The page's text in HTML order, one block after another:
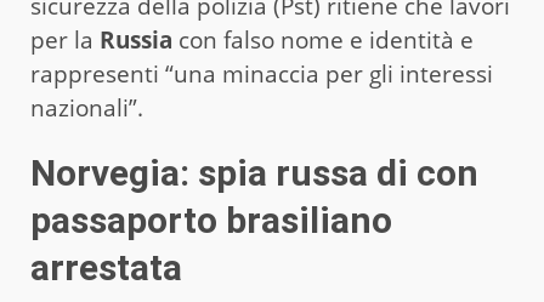
per la Russia con falso nome e identità e
rappresenti “una minaccia per gli interessi
nazionali”.
Norvegia: spia russa di con
passaporto brasiliano
arrestata